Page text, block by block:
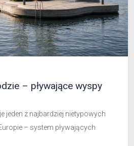
– pływające wyspy
jeden z najbardziej nietypowych
– system pływających